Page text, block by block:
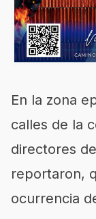
En la zona
calles de la
directores
reportaron,
ocurrencia